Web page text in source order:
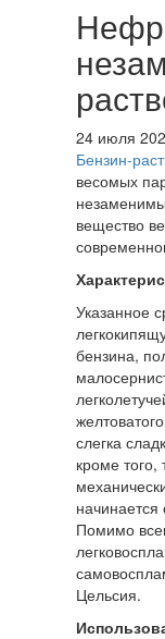
24 июля
Бензин-
весомых
вещество
Указанное
бензина,
слегка
кроме того,
начинается
Помимо
Цельсия.